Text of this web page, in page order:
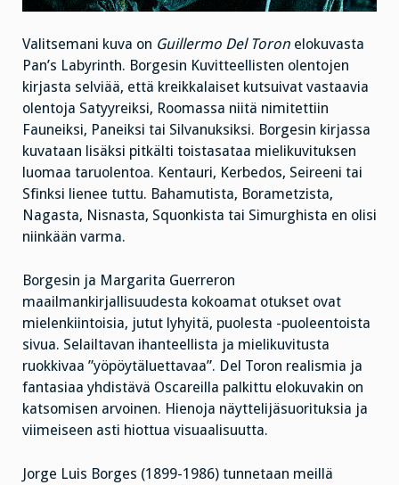
Valitsemani kuva on Guillermo Del Toron elokuvasta
Pan’s Labyrinth. Borgesin Kuvitteellisten olentojen
kirjasta selviää, että kreikkalaiset kutsuivat vastaavia
olentoja Satyyreiksi, Roomassa niitä nimitettiin
Fauneiksi, Paneiksi tai Silvanuksiksi. Borgesin kirjassa
kuvataan lisäksi pitkälti toistasataa mielikuvituksen
luomaa taruolentoa. Kentauri, Kerbedos, Seireeni tai
Sfinksi lienee tuttu. Bahamutista, Borametzista,
Nagasta, Nisnasta, Squonkista tai Simurghista en olisi
niinkään varma.
Borgesin ja Margarita Guerreron
maailmankirjallisuudesta kokoamat otukset ovat
mielenkiintoisia, jutut lyhyitä, puolesta -puoleentoista
sivua. Selailtavan ihanteellista ja mielikuvitusta
ruokkivaa ”yöpöytäluettavaa”. Del Toron realismia ja
fantasiaa yhdistävä Oscareilla palkittu elokuvakin on
katsomisen arvoinen. Hienoja näyttelijäsuorituksia ja
viimeiseen asti hiottua visuaalisuutta.
Jorge Luis Borges (1899-1986) tunnetaan meillä